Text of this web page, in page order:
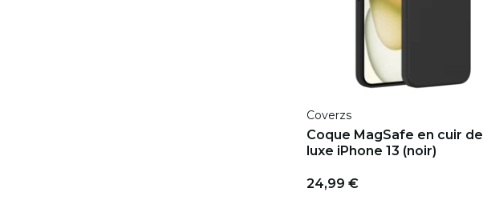
Coverzs
Coque MagSafe en cuir de
luxe iPhone 13 (noir)
24,99 €